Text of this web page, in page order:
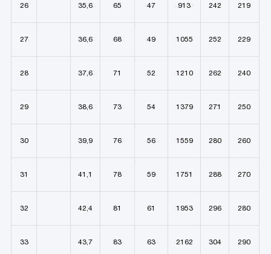
26 35,6 65 47 913 242 219
27 36,6 68 49 1055 252 229
28 37,6 71 52 1210 262 240
29 38,6 73 54 1379 271 250
30 39,9 76 56 1559 280 260
31 41,1 78 59 1751 288 270
32 42,4 81 61 1953 296 280
33 43,7 83 63 2162 304 290